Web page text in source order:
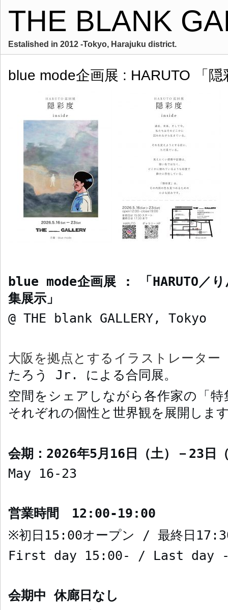
THE BLANK
Estalished in 2012 -Tokyo, Harajuku district.
blue mode企画展 : HARUTO 「隠
blue mode企画展 : 「 HARUTO／
集展示」
@ THE blank GALLERY, Tokyo
大阪を拠点とするイラストレータ
たろう J r. による合同展。
空間をシェアしながら各作家の「
それぞれの個性と世界観を展開しま
会期： 2026年5月 16 日（土）－ 23 日
May 16-23
営業時間 12:00-19:00
※初日 15:00オープン / 最終日
First day 15:00- / Last day -
会期中 休廊日なし